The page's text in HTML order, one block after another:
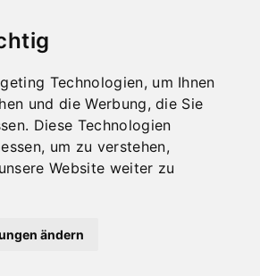
Technologien, um Ihnen
und die Werbung, die Sie
Diese Technologien
um zu verstehen,
Website weiter zu
ändern